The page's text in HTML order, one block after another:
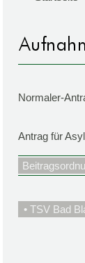
Normaler-
Antrag für
• TSV Bad